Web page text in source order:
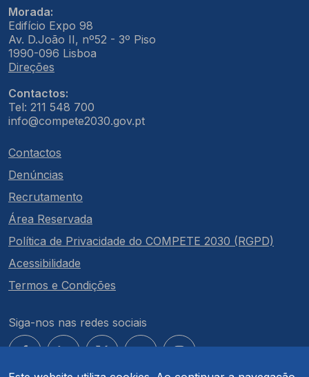
Morada:
Edifício Expo 98
Av. D.João II, nº52 - 3º Piso
1990-096 Lisboa
Direções
Contactos:
Tel: 211 548 700
info@compete2030.gov.pt
Contactos
Denúncias
Recrutamento
Área Reservada
Política de Privacidade do COMPETE 2030 (RGPD)
Acessibilidade
Termos e Condições
Siga-nos nas redes sociais